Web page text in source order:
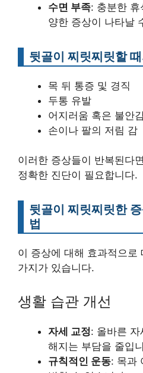
수면 부족: 충분한
양한 증상이 나타날
뒷골이 찌릿찌릿할
목 뒤 통증 및 경직
두통 유발
어지러움 혹은 불안
손이나 팔의 저림 감
이러한 증상들이 반복된다
정확한 진단이 필요합니다.
뒷골이 찌릿찌릿한
법
이 증상에 대해 효과적으로
가지가 있습니다.
생활 습관 개선
자세 교정: 올바른
해지는 부담을 줄입
규칙적인 운동: 목과